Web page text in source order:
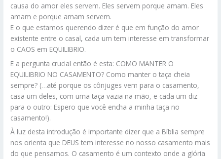
causa do amor eles servem. Eles servem porque amam. Eles
amam e porque amam servem.
E o que estamos querendo dizer é que em função do amor
existente entre o casal, cada um tem interesse em transformar
o CAOS em EQUILIBRIO.
E a pergunta crucial então é esta: COMO MANTER O
EQUILIBRIO NO CASAMENTO? Como manter o taça cheia
sempre? (…até porque os cônjuges vem para o casamento,
casa um deles, com uma taça vazia na mão, e cada um diz
para o outro: Espero que você encha a minha taça no
casamento!).
À luz desta introdução é importante dizer que a Bíblia sempre
nos orienta que DEUS tem interesse no nosso casamento mais
do que pensamos. O casamento é um contexto onde a glória